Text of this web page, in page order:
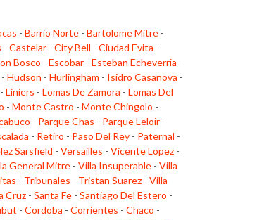
- Barrio Norte - Bartolome Mitre -
- Castelar - City Bell - Ciudad Evita -
Bosco - Escobar - Esteban Echeverria -
- Hudson - Hurlingham - Isidro Casanova -
- Liniers - Lomas De Zamora - Lomas Del
- Monte Castro - Monte Chingolo -
- Parque Chas - Parque Leloir -
- Retiro - Paso Del Rey - Paternal -
Sarsfield - Versailles - Vicente Lopez -
General Mitre - Villa Insuperable - Villa
- Tribunales - Tristan Suarez - Villa
Cruz - Santa Fe - Santiago Del Estero -
- Cordoba - Corrientes - Chaco -